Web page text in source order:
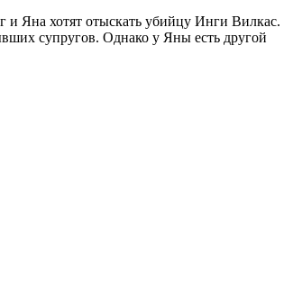
и Яна хотят отыскать убийцу Инги Вилкас.
супругов. Однако у Яны есть другой